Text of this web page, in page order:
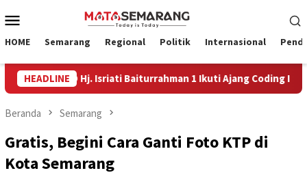
ke
Mobile
HOME Semarang Regional Politik Internasional
HEADLINE
SD Hj. Isriati Baiturrahman 1 Ikuti Ajang Coding Internasional
Beranda Semarang
Gratis, Begini Cara Ganti Foto KTP di
Kota Semarang